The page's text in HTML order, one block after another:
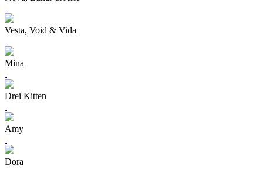
Vesta, Void & Vida
Mina
Drei Kitten
Amy
Dora